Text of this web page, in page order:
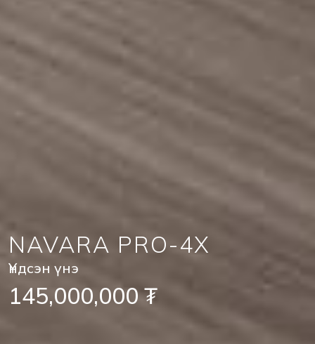
NAVARA PRO-4X
Үндсэн үнэ
145,000,000 ₮